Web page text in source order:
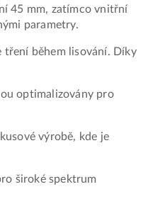
45 mm, zatímco vnitřní
parametry.
tření během lisování. Díky
optimalizovány pro
výrobě, kde je
široké spektrum